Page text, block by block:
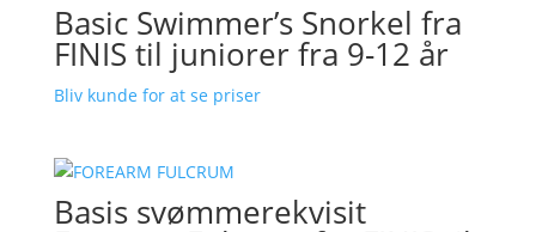
Basic Swimmer’s Snorkel fra
FINIS til juniorer fra 9-12 år
Bliv kunde for at se priser
Basis svømmerekvisit